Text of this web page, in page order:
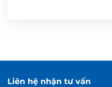
Liên hệ nhận tư vấn